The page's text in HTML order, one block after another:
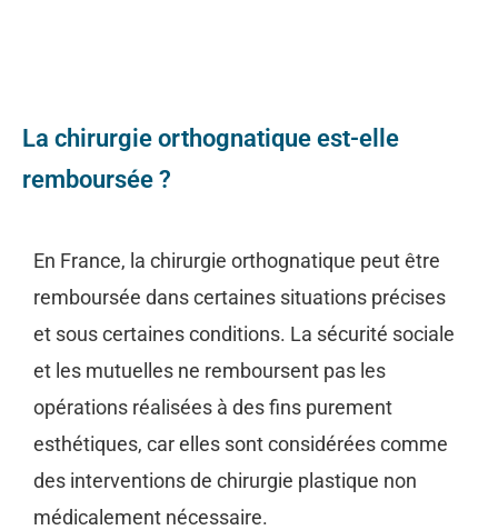
La chirurgie orthognatique est-elle
remboursée ?
En France, la chirurgie orthognatique peut être
remboursée dans certaines situations précises
et sous certaines conditions. La sécurité sociale
et les mutuelles ne remboursent pas les
opérations réalisées à des fins purement
esthétiques, car elles sont considérées comme
des interventions de chirurgie plastique non
médicalement nécessaire.